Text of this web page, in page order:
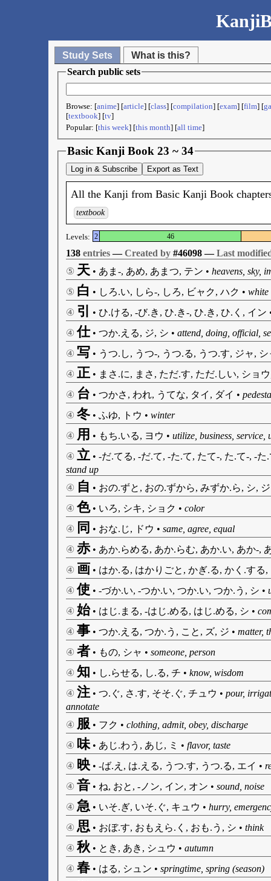
Study Sets
What is this?
Search public sets
Browse: [anime] [article] [class] [compilation] [exam] [film] [
[textbook] [tv]
Popular: [this week] [this month] [all time]
Basic Kanji Book 23 ~ 34
Log in & Subscribe Export as Text
All the Kanji from Basic Kanji Book
textbook
Levels: 2 46
138 entries—Created by #46098 —Last
⑤ 天 • あま-, あめ, あまつ, テン • heavens, sky,
⑤ 白 • しろ.い, しら-, しろ, ビャク, ハク • white
④ 引 • ひ.ける, -び.き, ひ.き-, ひ.き, ひ.く, イン
④ 仕• つか.える, ジ, シ • attend, doing, official,
④ 写 • うつ.し, うつ-, うつ.る, うつ.す, ジャ, シ
④ 正 • まさ.に, まさ, ただ.す, ただ.しい, ショ
④ 台 • つかさ, われ, うてな, タイ, ダイ •
④ 冬• ふゆ, トウ • winter
④ 用 • もち.いる, ヨウ • utilize, business, service,
④ 立 • -だ.てる, -だ.て, -た.て, たて-, た.て-, -
stand up
④ 自 • おの.ずと, おの.ずから, みずか.ら, シ, ジ
④ 色• いろ, シキ, ショク • color
④ 同 • おな.じ, ドウ • same, agree, equal
④ 赤• あか.らめる, あか.らむ, あか.い, あか-,
④ 画 • はか.る, はかりごと, かぎ.る, かく.する
④ 使 • -づか.い, -つか.い, つか.い, つか.う, シ •
④ 始• はじ.まる, -はじ.める, はじ.める, シ •
④ 事 • つか.える, つか.う, こと, ズ, ジ • matter,
④ 者 • もの, シャ • someone, person
④ 知 • し.らせる, し.る, チ • know, wisdom
④ 注 • つ.ぐ, さ.す, そそ.ぐ, チュウ • pour,
annotate
④ 服 • フク • clothing, admit, obey, discharge
④ 味• あじ.わう, あじ, ミ • flavor, taste
④ 映 • -ば.え, は.える, うつ.す, うつ.る, エイ •
④ 音 • ね, おと, -ノン, イン, オン • sound, noise
④ 急 • いそ.ぎ, いそ.ぐ, キュウ • hurry,
④ 思 • おぼ.す, おもえら.く, おも.う, シ • think
④ 秋 • とき, あき, シュウ • autumn
④ 春• はる, シュン • springtime, spring (season)